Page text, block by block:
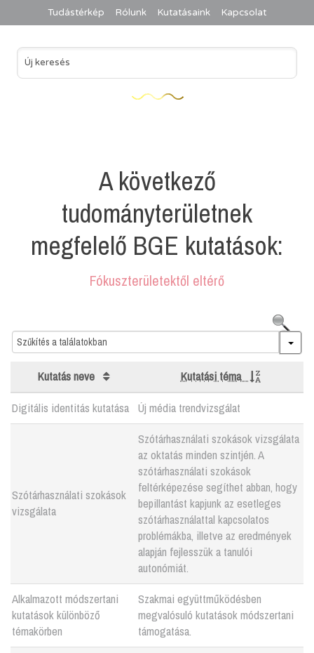
Tudástérkép Rólunk Kutatásaink Kapcsolat
A következő
tudományterületnek
megfelelő BGE kutatások:
Fókuszterületektől eltérő
Search
Kutatás neve Kutatási téma
Digitális identitás kutatása Új média trendvizsgálat
Szótárhasználati szokások
vizsgálata
Szótárhasználati szokások vizsgálata
az oktatás minden szintjén. A
szótárhasználati szokások
feltérképezése segíthet abban, hogy
bepillantást kapjunk az esetleges
szótárhasználattal kapcsolatos
problémákba, illetve az eredmények
alapján fejlesszük a tanulói
autonómiát.
Alkalmazott módszertani
kutatások különböző
témakörben
Szakmai együttműködésben
megvalósuló kutatások módszertani
támogatása.